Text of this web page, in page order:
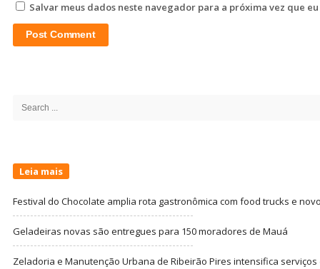
Salvar meus dados neste navegador para a próxima vez que
Search
Leia mais
Festival do Chocolate amplia rota gastronômica com food trucks e
Geladeiras novas são entregues para 150 moradores de Mauá
Zeladoria e Manutenção Urbana de Ribeirão Pires intensifica